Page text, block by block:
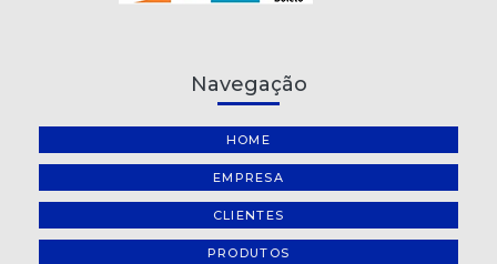
Navegação
HOME
EMPRESA
CLIENTES
PRODUTOS